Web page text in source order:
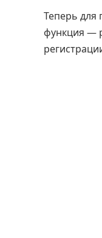
Теперь для
функция —